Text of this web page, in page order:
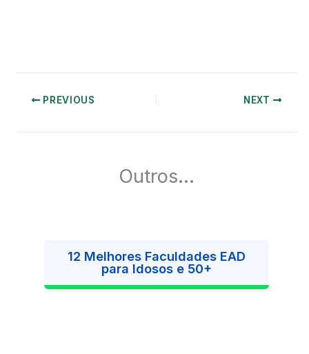
PREVIOUS NEXT
Outros...
12 Melhores Faculdades EAD
para Idosos e 50+